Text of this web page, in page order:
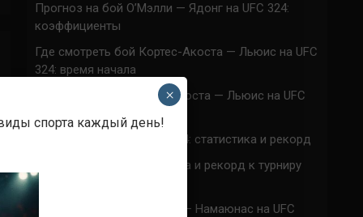
Прогноз на бой О’Мэлли — Ядонг на UFC 324:
коэффициенты
Где смотреть бой Кортес-Акоста — Льюис на UFC
324: время начала
Прогноз на бой Кортес-Акоста — Льюис на UFC
Наталья Сильва на UFC 324: статистика и рекорд
Роуз Намаюнас: статистика и рекорд к турниру
UFC 324
Где смотреть бой Сильва — Намаюнас на UFC
спорта каждый день!
×